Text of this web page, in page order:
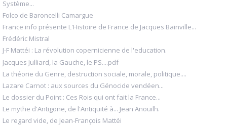
Système...
Folco de Baroncelli Camargue
France info présente L'Histoire de France de Jacques Bainville...
Frédéric Mistral
J-F Mattéi : La révolution copernicienne de l'education.
Jacques Julliard, la Gauche, le PS....pdf
La théorie du Genre, destruction sociale, morale, politique....
Lazare Carnot : aux sources du Génocide vendéen...
Le dossier du Point : Ces Rois qui ont fait la France...
Le mythe d'Antigone, de l'Antiquité à... Jean Anouilh.
Le regard vide, de Jean-François Mattéi